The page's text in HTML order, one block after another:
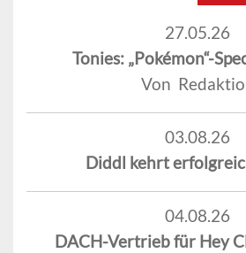
27.05.26
Tonies: „Pokémon“-
Von
03.08.26
Diddl kehrt
04.08.26
DACH-Vertrieb für Hey